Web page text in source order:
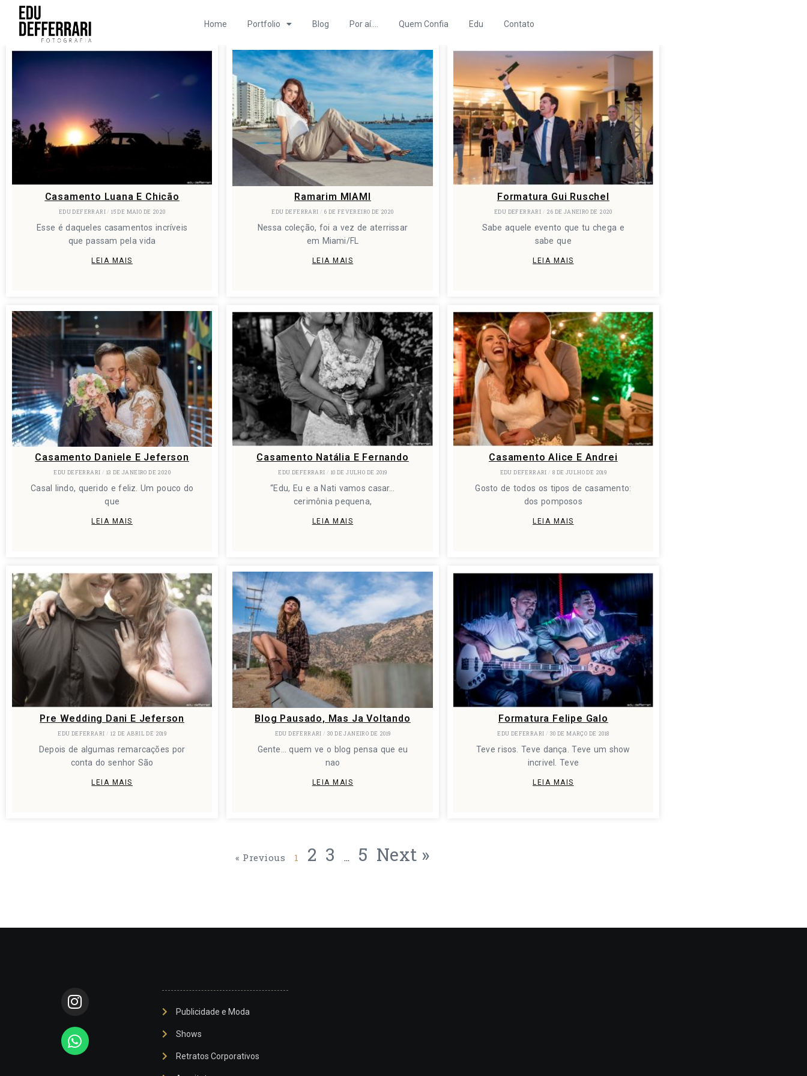
Home Portfolio Blog Por aí…. Quem Confia Edu Contato
Casamento Luana E Chicão
EDU DEFERRARI 15 DE MAIO DE 2020
Esse é daqueles casamentos incríveis
que passam pela vida
LEIA MAIS
Ramarim MIAMI
EDU DEFERRARI 6 DE FEVEREIRO DE 2020
Nessa coleção, foi a vez de aterrissar
em Miami/FL
LEIA MAIS
Formatura Gui Ruschel
EDU DEFERRARI 26 DE JANEIRO DE 2020
Sabe aquele evento que tu chega e
sabe que
LEIA MAIS
Casamento Daniele E Jeferson
EDU DEFERRARI 13 DE JANEIRO DE 2020
Casal lindo, querido e feliz. Um pouco do
que
LEIA MAIS
Casamento Natália E Fernando
EDU DEFERRARI 10 DE JULHO DE 2019
“Edu, Eu e a Nati vamos casar…
cerimônia pequena,
LEIA MAIS
Casamento Alice E Andrei
EDU DEFERRARI 8 DE JULHO DE 2019
Gosto de todos os tipos de casamento:
dos pomposos
LEIA MAIS
Pre Wedding Dani E Jeferson
EDU DEFERRARI 12 DE ABRIL DE 2019
Depois de algumas remarcações por
conta do senhor São
LEIA MAIS
Blog Pausado, Mas Ja Voltando
EDU DEFERRARI 30 DE JANEIRO DE 2019
Gente… quem ve o blog pensa que eu
nao
LEIA MAIS
Formatura Felipe Galo
EDU DEFERRARI 30 DE MARÇO DE 2018
Teve risos. Teve dança. Teve um show
incrivel. Teve
LEIA MAIS
« Previous 1 2 3 … 5 Next »
Publicidade e Moda
Shows
Retratos Corporativos